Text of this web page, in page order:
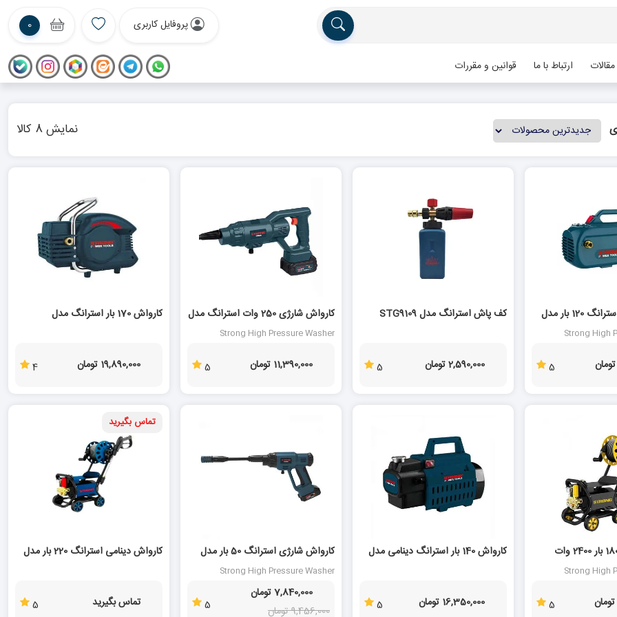
پروفایل کاربری 0
مقالات ارتباط با ما قوانین و مقررات
نمایش 8 کالا
کارواش دینامی استرانگ 120 بار مدل
Strong High
5
کف پاش استرانگ مدل STG9109
2,590,000 تومان 5
کارواش شارژی 250 وات استرانگ مدل
STG4475
Strong High Pressure Washer
11,390,000 تومان 5
کارواش 170 بار استرانگ مدل
19,890,000 تومان
4
کارواش دینامی 180 بار 2400 وات
Strong High
5
کارواش 140 بار استرانگ دینامی مدل
16,350,000 تومان
5
20 %
کارواش شارژی استرانگ 50 بار مدل
STG4450
Strong High Pressure Washer
7,840,000 تومان
9,456,000 تومان
5
تماس بگیرید
کارواش دینامی استرانگ 220 بار مدل
تماس بگیرید
5